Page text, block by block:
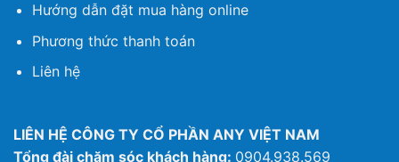
Hướng dẫn đặt mua hàng online
Phương thức thanh toán
Liên hệ
LIÊN HỆ CÔNG TY CỔ PHẦN ANY VIỆT NAM
Tổng đài chăm sóc khách hàng: 0904.938.569